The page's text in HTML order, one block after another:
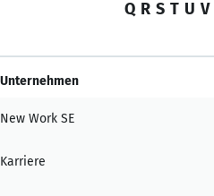
Q R S T U V
Unternehmen
New Work SE
Karriere